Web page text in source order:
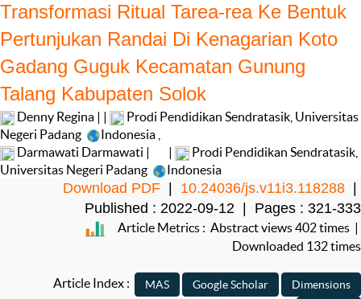
Transformasi Ritual Tarea-rea Ke Bentuk
Pertunjukan Randai Di Kenagarian Koto
Gadang Guguk Kecamatan Gunung
Talang Kabupaten Solok
Denny Regina | |
Prodi Pendidikan Sendratasik, Universitas
Negeri Padang
Indonesia
Darmawati Darmawati |
Prodi Pendidikan Sendratasik,
Universitas Negeri Padang
Indonesia
Download PDF 10.24036/js.v11i3.118288
Published : 2022-09-12 | Pages : 321-333
Article Metrics : Abstract views 402 times |
Downloaded 132 times
Article Index :